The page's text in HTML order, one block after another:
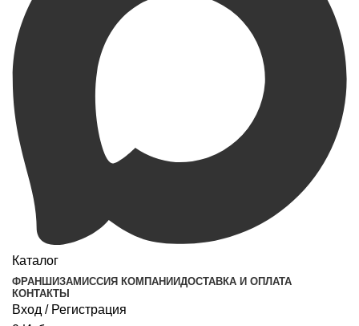
Каталог
ФРАНШИЗАМИССИЯ КОМПАНИИДОСТАВКА И ОПЛАТА
КОНТАКТЫ
Вход / Регистрация